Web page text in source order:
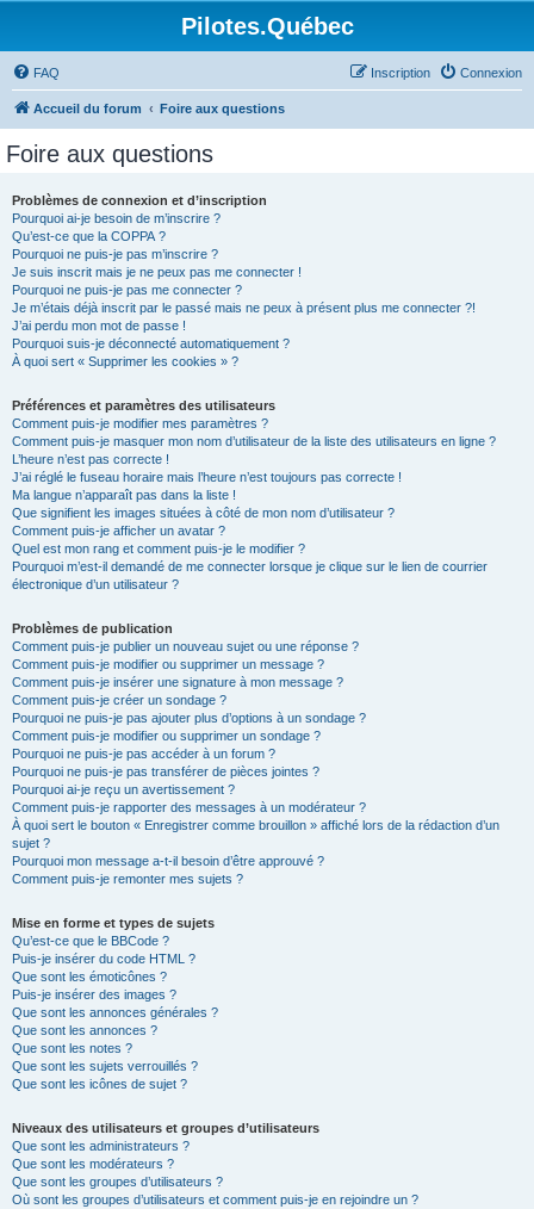
Pilotes.Québec
FAQ Connexion
Inscription
Accueil du forum Foire aux questions
Foire aux questions
Problèmes de connexion et d’inscription
Pourquoi ai-je besoin de m’inscrire ?
Qu’est-ce que la COPPA ?
Pourquoi ne puis-je pas m’inscrire ?
Je suis inscrit mais je ne peux pas me connecter !
Pourquoi ne puis-je pas me connecter ?
Je m’étais déjà inscrit par le passé mais ne peux à présent plus me connecter ?!
J’ai perdu mon mot de passe !
Pourquoi suis-je déconnecté automatiquement ?
À quoi sert « Supprimer les cookies » ?
Préférences et paramètres des utilisateurs
Comment puis-je modifier mes paramètres ?
Comment puis-je masquer mon nom d’utilisateur de la liste des utilisateurs en ligne ?
L’heure n’est pas correcte !
J’ai réglé le fuseau horaire mais l’heure n’est toujours pas correcte !
Ma langue n’apparaît pas dans la liste !
Que signifient les images situées à côté de mon nom d’utilisateur ?
Comment puis-je afficher un avatar ?
Quel est mon rang et comment puis-je le modifier ?
Pourquoi m’est-il demandé de me connecter lorsque je clique sur le lien de courrier
électronique d’un utilisateur ?
Problèmes de publication
Comment puis-je publier un nouveau sujet ou une réponse ?
Comment puis-je modifier ou supprimer un message ?
Comment puis-je insérer une signature à mon message ?
Comment puis-je créer un sondage ?
Pourquoi ne puis-je pas ajouter plus d’options à un sondage ?
Comment puis-je modifier ou supprimer un sondage ?
Pourquoi ne puis-je pas accéder à un forum ?
Pourquoi ne puis-je pas transférer de pièces jointes ?
Pourquoi ai-je reçu un avertissement ?
Comment puis-je rapporter des messages à un modérateur ?
À quoi sert le bouton « Enregistrer comme brouillon » affiché lors de la rédaction d’un
sujet ?
Pourquoi mon message a-t-il besoin d’être approuvé ?
Comment puis-je remonter mes sujets ?
Mise en forme et types de sujets
Qu’est-ce que le BBCode ?
Puis-je insérer du code HTML ?
Que sont les émoticônes ?
Puis-je insérer des images ?
Que sont les annonces générales ?
Que sont les annonces ?
Que sont les notes ?
Que sont les sujets verrouillés ?
Que sont les icônes de sujet ?
Niveaux des utilisateurs et groupes d’utilisateurs
Que sont les administrateurs ?
Que sont les modérateurs ?
Que sont les groupes d’utilisateurs ?
Où sont les groupes d’utilisateurs et comment puis-je en rejoindre un ?